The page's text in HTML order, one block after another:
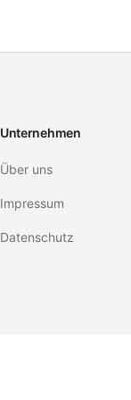
Unternehmen
Über uns
Impressum
Datenschutz